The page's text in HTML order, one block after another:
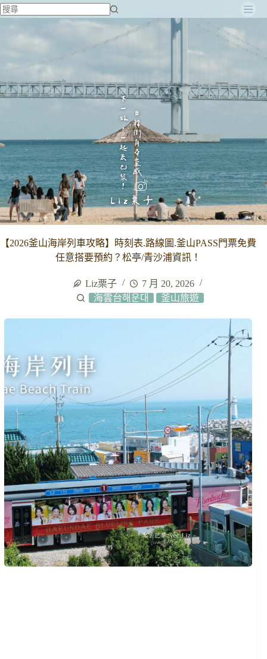
跳
容
【2026釜山海岸列車攻略】時刻表.路線圖.釜山PASS門票免費
任意搭要預約？松亭/青沙浦資訊！
Liz栗子
7 月 20, 2026
海雲台해운대
釜山旅遊